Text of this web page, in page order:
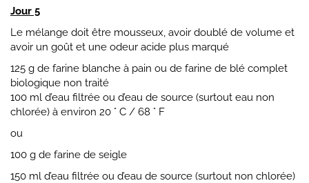
Jour 5
Le mélange doit être mousseux, avoir doublé de volume et
avoir un goût et une odeur acide plus marqué
125 g de farine blanche à pain ou de farine de blé complet
biologique non traité
100 ml d’eau filtrée ou d’eau de source (surtout eau non
chlorée) à environ 20 ° C / 68 ° F
ou
100 g de farine de seigle
150 ml d’eau filtrée ou d’eau de source (surtout non chlorée)